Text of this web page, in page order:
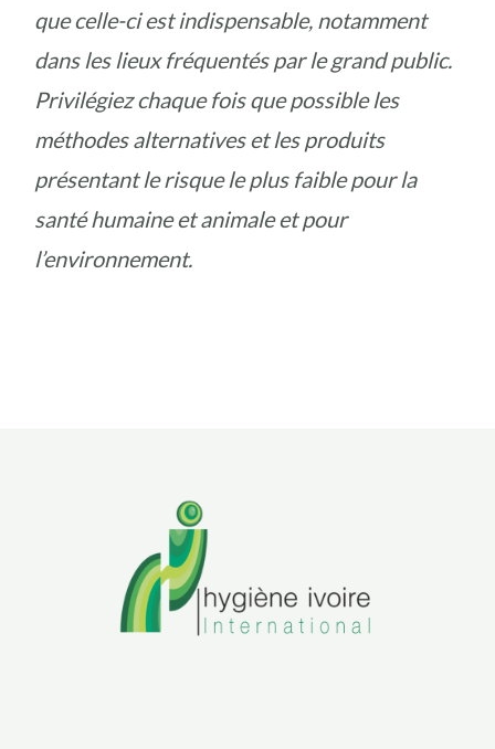
que celle-ci est indispensable, notamment
dans les lieux fréquentés par le grand public.
Privilégiez chaque fois que possible les
méthodes alternatives et les produits
présentant le risque le plus faible pour la
santé humaine et animale et pour
l’environnement.